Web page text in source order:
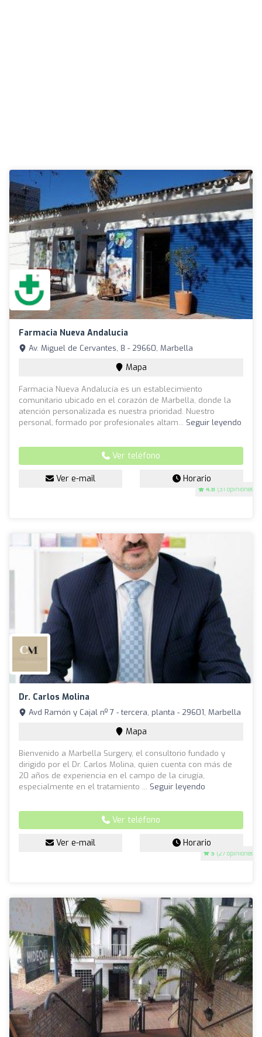
Farmacia Nueva Andalucia
4.8 (31 opiniones)
Av. Miguel de Cervantes, 8 - 29660, Marbella
Mapa
Farmacia Nueva Andalucía es un establecimiento
comunitario ubicado en el corazón de Marbella, donde la
atención personalizada es nuestra prioridad. Nuestro
personal, formado por profesionales altam... Seguir leyendo
Ver teléfono
Ver e-mail Horario
Dr. Carlos Molina
5 (27 opiniones)
Avd Ramón y Cajal nº 7 - tercera, planta - 29601, Marbella
Mapa
Bienvenido a Marbella Surgery, el consultorio fundado y
dirigido por el Dr. Carlos Molina, quien cuenta con más de
20 años de experiencia en el campo de la cirugía,
especialmente en el tratamiento ... Seguir leyendo
Ver teléfono
Ver e-mail Horario